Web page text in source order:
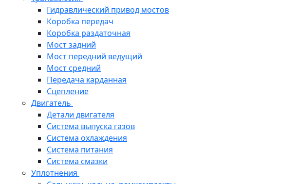
Гидравлический привод мостов
Коробка передач
Коробка раздаточная
Мост задний
Мост передний ведущий
Мост средний
Передача карданная
Сцепление
Двигатель
Детали двигателя
Система выпуска газов
Система охлаждения
Система питания
Система смазки
Уплотнения